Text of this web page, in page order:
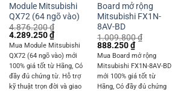
Module Mitsubishi
QX72 (64 ngõ vào)
4.876.200₫
Original
price
was:
4.876.200 ₫.
4.289.250₫Current
price
is:
4.289.250 ₫.
Mua Module Mitsubishi
QX72 (64 ngõ vào) mới
100% giá tốt từ Hãng, Có
đầy đủ chứng từ. Hỗ trợ
kỹ thuật trọn đời và giao
Board mở rộng
Mitsubishi FX1N-
8AV-BD
1.009.800₫
Original
price
was:
1.009.800 ₫.
888.250₫Current
price
is:
888.250 ₫.
Mua Board mở rộng
Mitsubishi FX1N-8AV-BD
mới 100% giá tốt từ
Hãng, Có đầy đủ chứng